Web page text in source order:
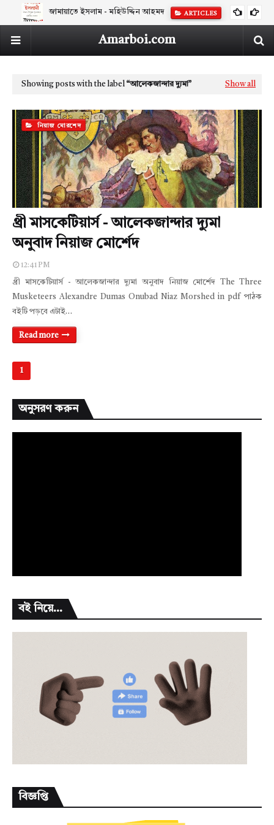
জামায়াতে ইসলাম - মহিউদ্দিন আহমদ ARTICLES
Amarboi.com
Showing posts with the label আলেকজান্দার দ্যুমা Show all
নিয়াজ মোরশেদ
থ্রী মাসকেটিয়ার্স - আলেকজান্দার দ্যুমা
অনুবাদ নিয়াজ মোর্শেদ
12:41 PM
থ্রী মাসকেটিয়ার্স - আলেকজান্দার দ্যুমা অনুবাদ নিয়াজ মোর্শেদ The Three
Musketeers Alexandre Dumas Onubad Niaz Morshed in pdf পাঠক
বইটি পড়বে এটাই…
Read more
1
অনুসরণ করুন
বই নিয়ে...
বিজ্ঞপ্তি